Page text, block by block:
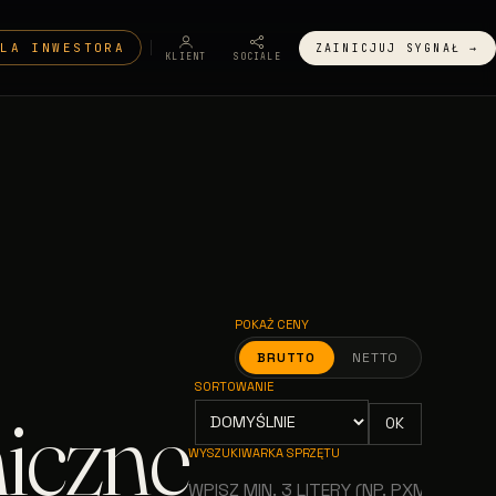
INWESTORA
KLIENT SOCIALE
ZAINICJUJ SYGNAŁ →
POKAŻ CENY
BRUTTO NETTO
SORTOWANIE
OK
WYSZUKIWARKA SPRZĘTU